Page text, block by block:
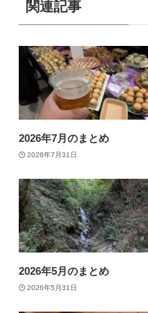
関連記事
2026年7月のまとめ
2026年7月31日
2026年5月のまとめ
2026年5月31日